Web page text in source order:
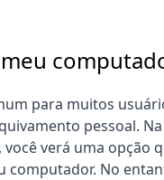
para muitos
pessoal.
verá uma opção
computador. No